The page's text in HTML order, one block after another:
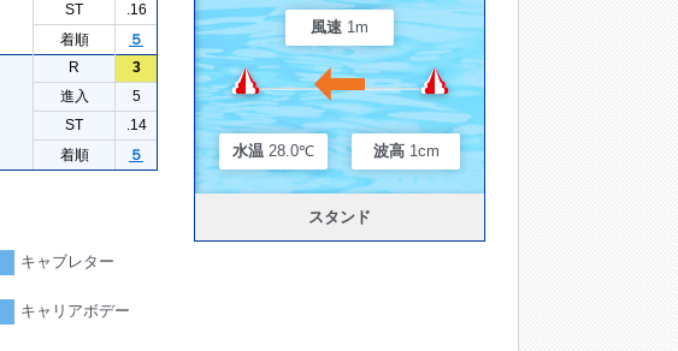
ST
.16
着順
５
R
3
進入
5
ST
.14
着順
５
キャブレター
キャリアボデー
風速 1m
水温 28.0℃ 波高 1cm
スタンド